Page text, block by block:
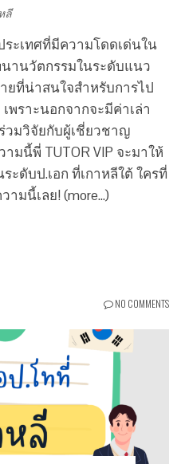
ลี
ะเทศที่มีความโดดเด่นใน
านวัตกรรมในระดับแนว
ยที่น่าสนใจสำหรับการไป
พราะนอกจากจะมีค่าเล่า
วมวิจัยกับผู้เชี่ยวชาญ
พี่ TUTOR VIP จะมาให้
ะดับป.เอก ที่เกาหลีใต้ ใครที่
มนี้เลย! (more…)
NO COMMENTS